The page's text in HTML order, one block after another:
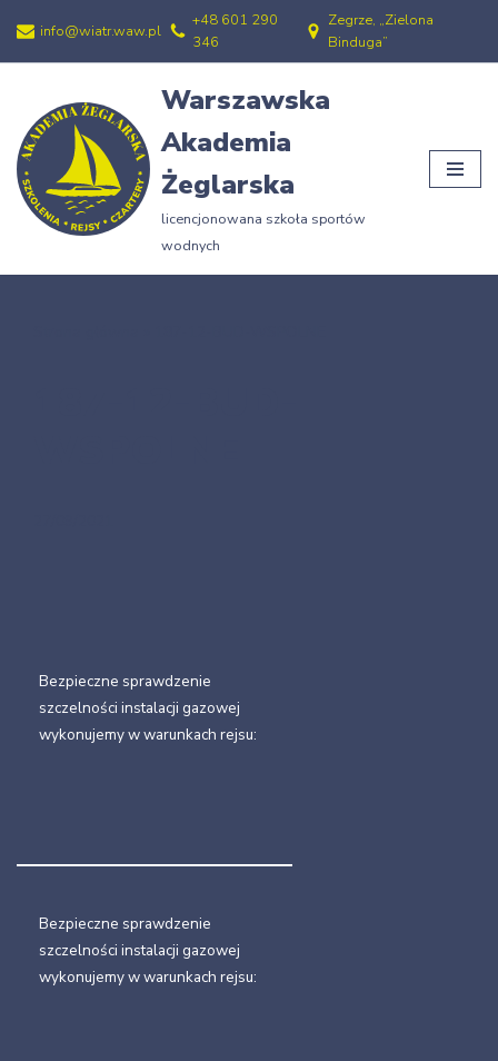
Przejdź
treści
info@wiatr.waw.pl
+48 601 290
346
Zegrze, „Zielona
Binduga”
Warszawska
Akademia
Żeglarska
licencjonowana szkoła sportów
wodnych
Bezpieczne sprawdzenie
szczelności instalacji gazowej
wykonujemy w warunkach rejsu:
Bezpieczne sprawdzenie
szczelności instalacji gazowej
wykonujemy w warunkach rejsu: